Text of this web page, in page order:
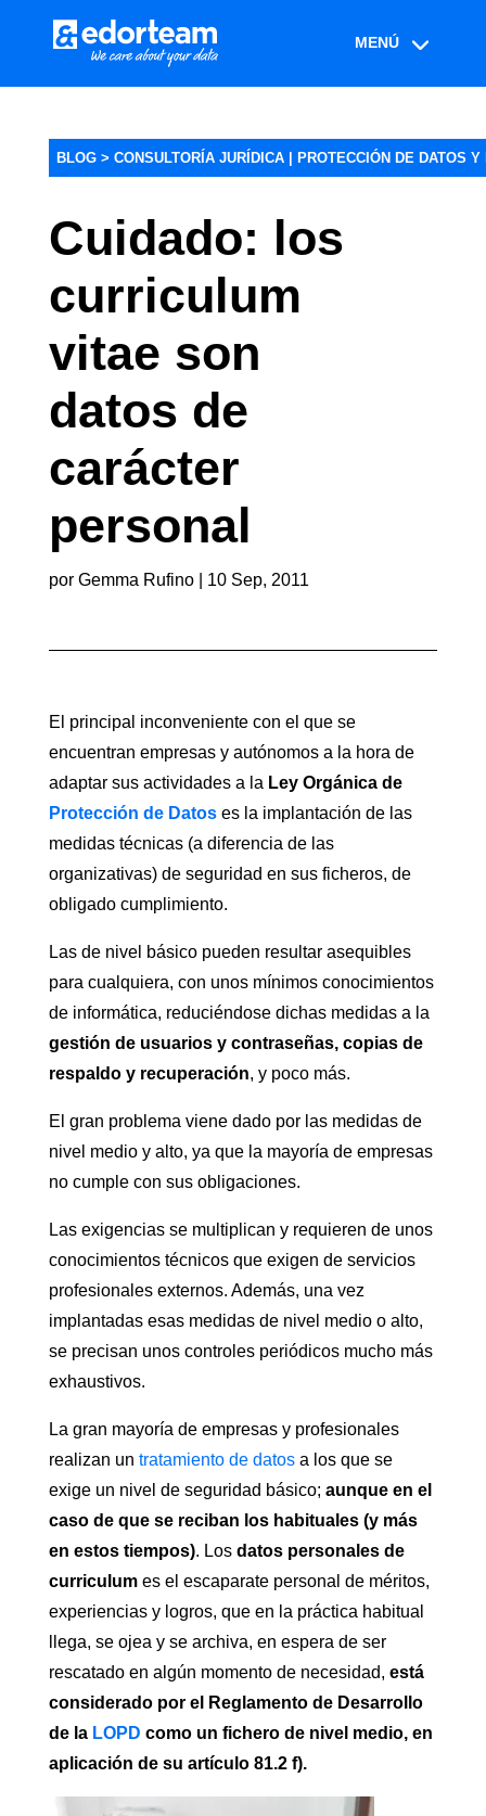
BLOG > CONSULTORÍA JURÍDICA| PROTECCIÓN DE DATOS Y
Cuidado: los
curriculum
vitae son
datos de
carácter
personal
por Gemma Rufino| 10 Sep, 2011
El principal inconveniente con el que se
encuentran empresas y autónomos a la hora de
adaptar sus actividades a la Ley Orgánica de
Protección de Datoses la implantación de las
medidas técnicas (a diferencia de las
organizativas) de seguridad en sus ficheros, de
obligado cumplimiento.
Las de nivel básico pueden resultar asequibles
para cualquiera, con unos mínimos conocimientos
de informática, reduciéndose dichas medidas a la
gestión de usuarios y contraseñas, copias de
respaldo y recuperación, y poco más.
El gran problema viene dado por las medidas de
nivel medio y alto, ya que la mayoría de empresas
no cumple con sus obligaciones.
Las exigencias se multiplican y requieren de unos
conocimientos técnicos que exigen de servicios
profesionales externos. Además, una vez
implantadas esas medidas de nivel medio o alto,
se precisan unos controles periódicos mucho más
exhaustivos.
La gran mayoría de empresas y profesionales
realizan un tratamiento de datosa los que se
exige un nivel de seguridad básico; aunque en el
caso de que se reciban los habituales (y más
en estos tiempos). Los datos personales de
curriculum es el escaparate personal de méritos,
experiencias y logros, que en la práctica habitual
llega, se ojea y se archiva, en espera de ser
rescatado en algún momento de necesidad, está
considerado por el Reglamento de Desarrollo
de la LOPD como un fichero de nivel medio, en
aplicación de su artículo 81.2 f).